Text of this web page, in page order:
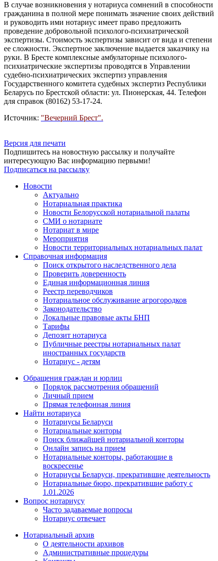
В случае возникновения у нотариуса сомнений в способности
гражданина в полной мере понимать значение своих действий
и руководить ими нотариус имеет право предложить
проведение добровольной психолого-психиатрической
экспертизы. Стоимость экспертизы зависит от вида и степени
ее сложности. Экспертное заключение выдается заказчику на
руки. В Бресте комплексные амбулаторные психолого-
психиатрические экспертизы проводятся в Управлении
судебно-психиатрических экспертиз управления
Государственного комитета судебных экспертиз Республики
Беларусь по Брестской области: ул. Пионерская, 44. Телефон
для справок (80162) 53-17-24.
Источник: "Вечерний Брест".
Версия для печати
Подпишитесь на новостную рассылку и получайте
интересующую Вас информацию первыми!
Подписаться на рассылку
Новости
Актуально
Нотариальная практика
Новости Белорусской нотариальной палаты
СМИ о нотариате
Нотариат в мире
Мероприятия
Новости территориальных нотариальных палат
Справочная информация
Поиск открытого наследственного дела
Проверить доверенность
Единая информационная линия
Реестр переводчиков
Нотариальное обслуживание агрогородков
Законодательство
Локальные правовые акты БНП
Тарифы
Депозит нотариуса
Публичные реестры нотариальных палат
иностранных государств
Нотариус - детям
Обращения граждан и юрлиц
Порядок рассмотрения обращений
Личный прием
Прямая телефонная линия
Найти нотариуса
Нотариусы Беларуси
Нотариальные конторы
Поиск ближайшей нотариальной конторы
Онлайн запись на прием
Нотариальные конторы, работающие в
воскресенье
Нотариусы Беларуси, прекратившие деятельность
Нотариальные бюро, прекратившие работу с
1.01.2026
Вопрос нотариусу
Часто задаваемые вопросы
Нотариус отвечает
Нотариальный архив
О деятельности архивов
Административные процедуры